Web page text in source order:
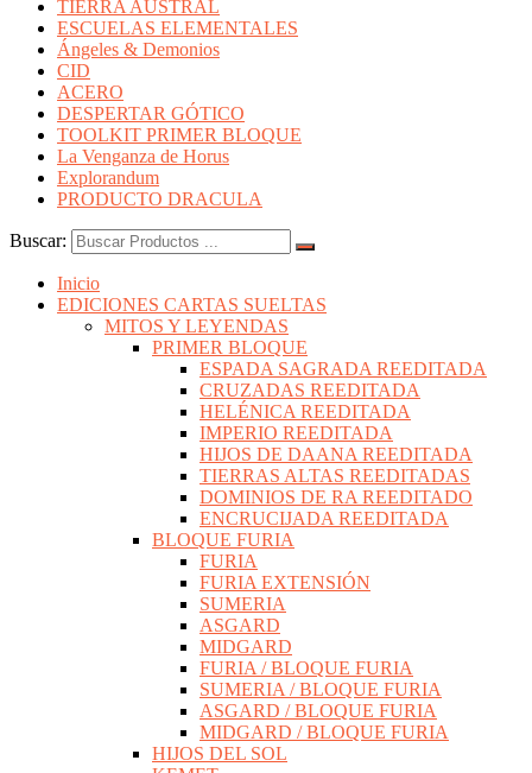
TIERRA AUSTRAL
ESCUELAS ELEMENTALES
Ángeles & Demonios
CID
ACERO
DESPERTAR GÓTICO
TOOLKIT PRIMER BLOQUE
La Venganza de Horus
Explorandum
PRODUCTO DRACULA
Buscar:
Inicio
EDICIONES CARTAS SUELTAS
MITOS Y LEYENDAS
PRIMER BLOQUE
ESPADA SAGRADA REEDITADA
CRUZADAS REEDITADA
HELÉNICA REEDITADA
IMPERIO REEDITADA
HIJOS DE DAANA REEDITADA
TIERRAS ALTAS REEDITADAS
DOMINIOS DE RA REEDITADO
ENCRUCIJADA REEDITADA
BLOQUE FURIA
FURIA
FURIA EXTENSIÓN
SUMERIA
ASGARD
MIDGARD
FURIA / BLOQUE FURIA
SUMERIA / BLOQUE FURIA
ASGARD / BLOQUE FURIA
MIDGARD / BLOQUE FURIA
HIJOS DEL SOL